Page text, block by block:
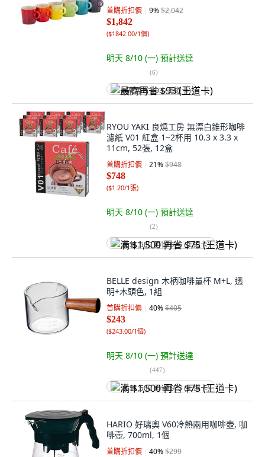
首購折扣價 9%$2,042
$1,842
($1842.00/1個)
明天 8/10 (一) 預計送達
(6)
最高再省 $93 (王道卡)
RYOU YAKI 良燒工房 無漂白錐形咖啡
濾紙 V01 紅盒 1~2杯用 10.3 x 3.3 x
11cm, 52張, 12盒
首購折扣價 21%$948
$748
($1.20/1張)
明天 8/10 (一) 預計送達
(2)
满 $1,500 再省 $75 (王道卡)
BELLE design 木柄咖啡量杯 M+L, 透
明+木頭色, 1組
首購折扣價 40%$405
$243
($243.00/1個)
明天 8/10 (一) 預計送達
(447)
满 $1,500 再省 $75 (王道卡)
HARIO 好璃奧 V60冷熱兩用咖啡壺, 咖
啡壺, 700ml, 1個
首購折扣價 40%$299